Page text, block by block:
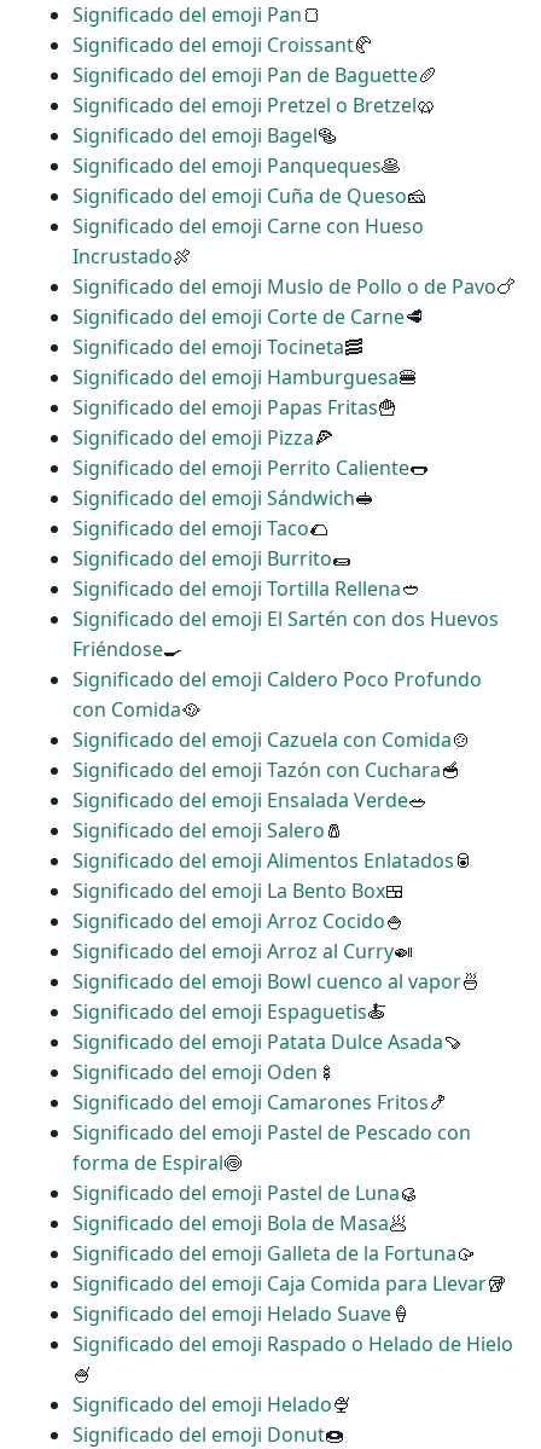
Significado del emoji Pan🍞
Significado del emoji Croissant🥐
Significado del emoji Pan de Baguette🥖
Significado del emoji Pretzel o Bretzel🥨
Significado del emoji Bagel🥯
Significado del emoji Panqueques🥞
Significado del emoji Cuña de Queso🧀
Significado del emoji Carne con Hueso
Incrustado🍖
Significado del emoji Muslo de Pollo o de Pavo🍗
Significado del emoji Corte de Carne🥩
Significado del emoji Tocineta🥓
Significado del emoji Hamburguesa🍔
Significado del emoji Papas Fritas🍟
Significado del emoji Pizza🍕
Significado del emoji Perrito Caliente🌭
Significado del emoji Sándwich🥪
Significado del emoji Taco🌮
Significado del emoji Burrito🌯
Significado del emoji Tortilla Rellena🥙
Significado del emoji El Sartén con dos Huevos
Friéndose🍳
Significado del emoji Caldero Poco Profundo
con Comida🥘
Significado del emoji Cazuela con Comida🍲
Significado del emoji Tazón con Cuchara🥣
Significado del emoji Ensalada Verde🥗
Significado del emoji Salero🧂
Significado del emoji Alimentos Enlatados🥫
Significado del emoji La Bento Box🍱
Significado del emoji Arroz Cocido🍚
Significado del emoji Arroz al Curry🍛
Significado del emoji Bowl cuenco al vapor🍜
Significado del emoji Espaguetis🍝
Significado del emoji Patata Dulce Asada🍠
Significado del emoji Oden 🍢
Significado del emoji Camarones Fritos🍤
Significado del emoji Pastel de Pescado con
forma de Espiral🍥
Significado del emoji Pastel de Luna🥮
Significado del emoji Bola de Masa🥟
Significado del emoji Galleta de la Fortuna🥠
Significado del emoji Caja Comida para Llevar🥡
Significado del emoji Helado Suave🍦
Significado del emoji Raspado o Helado de Hielo
🍧
Significado del emoji Helado🍨
Significado del emoji Donut🍩